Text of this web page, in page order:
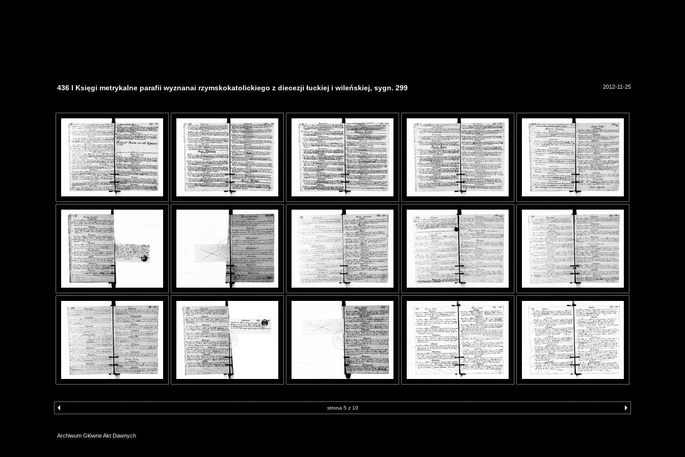
436 I Księgi metrykalne parafii wyznanai rzymskokatolickiego z diecezji łuckiej i wileńskiej, sygn. 299 2012-11-25
strona 5 z 10
Archiwum Główne Akt Dawnych